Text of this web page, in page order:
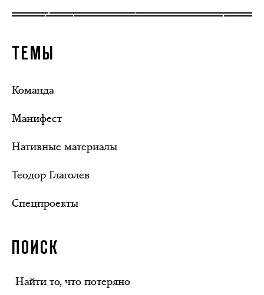
ТЕМЫ
Команда
Манифест
Нативные материалы
Теодор Глаголев
Спецпроекты
ПОИСК